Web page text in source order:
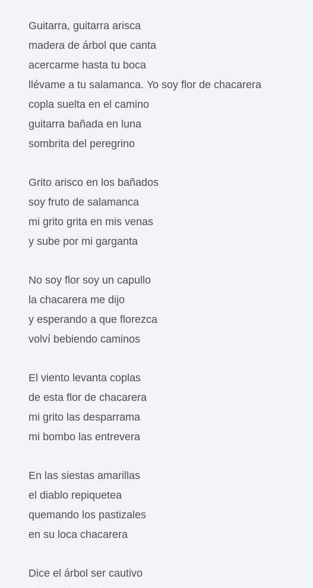
Guitarra, guitarra arisca
madera de árbol que canta
acercarme hasta tu boca
llévame a tu salamanca. Yo soy flor de chacarera
copla suelta en el camino
guitarra bañada en luna
sombrita del peregrino
Grito arisco en los bañados
soy fruto de salamanca
mi grito grita en mis venas
y sube por mi garganta
No soy flor soy un capullo
la chacarera me dijo
y esperando a que florezca
volví bebiendo caminos
El viento levanta coplas
de esta flor de chacarera
mi grito las desparrama
mi bombo las entrevera
En las siestas amarillas
el diablo repiquetea
quemando los pastizales
en su loca chacarera
Dice el árbol ser cautivo